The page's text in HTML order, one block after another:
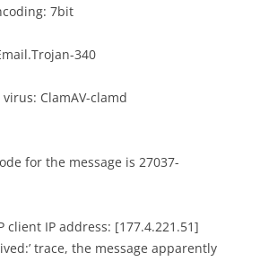
7bit
340
ClamAV-clamd
for the message is 27037-
client IP address: [177.4.221.51]
trace, the message apparently